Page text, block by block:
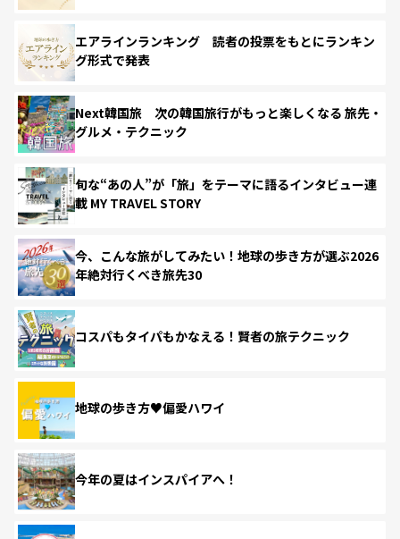
エアラインランキング 読者の投票をもとにランキン
グ形式で発表
Next韓国旅 次の韓国旅行がもっと楽しくなる 旅先・
グルメ・テクニック
旬な“あの人”が「旅」をテーマに語るインタビュー連
載 MY TRAVEL STORY
今、こんな旅がしてみたい！地球の歩き方が選ぶ2026
年絶対行くべき旅先30
コスパもタイパもかなえる！賢者の旅テクニック
地球の歩き方♥偏愛ハワイ
今年の夏はインスパイアへ！